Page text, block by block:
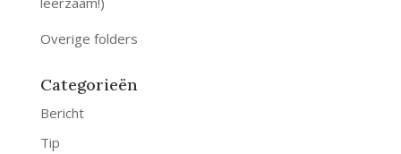
Overige folders
Categorieën
Bericht
Tip